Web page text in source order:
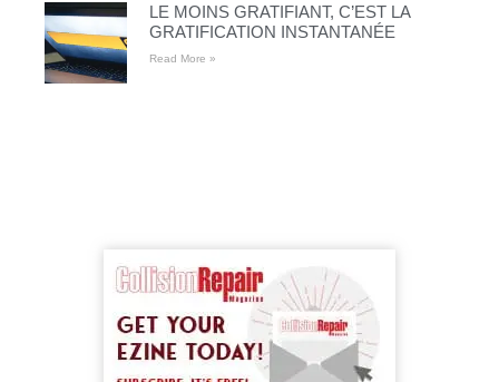
LE MOINS GRATIFIANT, C’EST LA
GRATIFICATION INSTANTANÉE
Read More »